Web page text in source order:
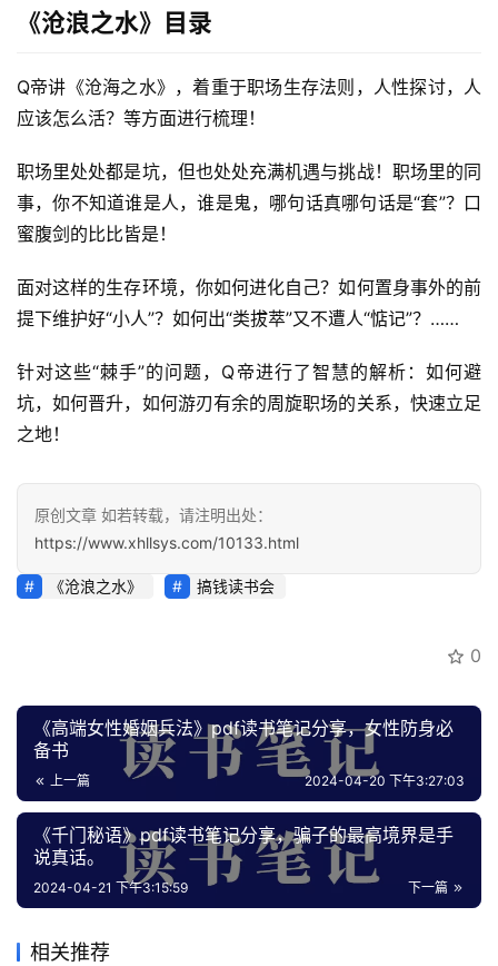
页
行
业
快
讯
开
眼
例
避
南
运
业
资
源
会
专
登录 注册
《沧浪之水》目录
Q帝讲《沧海之水》，着重于职场生存法则，人性探讨，人
应该怎么活？等方面进行梳理！
职场里处处都是坑，但也处处充满机遇与挑战！职场里的同
事，你不知道谁是人，谁是鬼，哪句话真哪句话是“套”？口
蜜腹剑的比比皆是！
面对这样的生存环境，你如何进化自己？如何置身事外的前
提下维护好“小人”？如何出“类拔萃”又不遭人“惦记”？……
针对这些“棘手”的问题，Q帝进行了智慧的解析：如何避
坑，如何晋升，如何游刃有余的周旋职场的关系，快速立足
之地！
原创文章 如若转载，请注明出处：
https://www.xhllsys.com/10133.html
《沧浪之水》 搞钱读书会
0
《高端女性婚姻兵法》pdf读书笔记分享，女性防身必
备书
上一篇 2024-04-20 下午3:27:03
《千门秘语》pdf读书笔记分享，骗子的最高境界是手
说真话。
下一篇
2024-04-21 下午3:15:59
相关推荐